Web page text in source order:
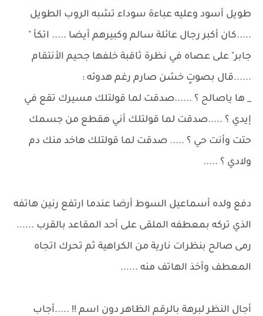
طويل أسود وعليه عباءة سوداء تشبه الروب الطويل
.....كان أكبر رجال عائلة سالم وكبيرهم أيضا ..... اتكأ "
جابر" على عصاه في نظرة ثاقبة خلفها جحيم الأنتقام
......قال بصوتٍ خشن صارم رغم هدوئه :
_ ها ياصالح ؟ ......صدقت لما قولتلك مسيرك تقع في
إيدي ؟ .....صدقت لما قولتلك أني هقطع من جسمك
حتت وأنت حي ؟ ..... صدقت لما قولتلك هاخد منك دم
ولادي ؟ .....
دفع ولده أسماعيل السوط أرضا عندما ارتفع رنين هاتفه
الذي تركه بمعطفه الملقى على أحد المقاعد بالقرب ......
رمى صالح بنظرات نارية من الكراهية ثم تحرك اتجاه
المعطف وأخذ الهاتف منه ......
أجال النظر لبرهة بالرقم الظاهر دون اسم !! .....أجاب